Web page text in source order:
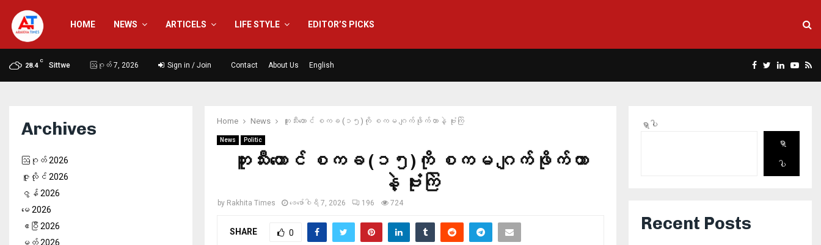
HOME NEWS ARTICELS LIFE STYLE EDITOR’S PICKS
28.4
C
Sittwe ဩဂုတ် 7, 2026 Sign in / Join Contact About Us English Facebook
Twitter
Linkedin
Home News ဘူးသီးတောင် စကခ (၁၅)ကို စကမ ဂျက်ဖိုက်တာနဲ့ ဗုံးကြဲ
News Politic
ဘူးသီးတောင် စကခ (၁၅)ကို စကမ ဂျက်ဖိုက်တာ
နဲ့ ဗုံးကြဲ
by Rakhita Times ဖေ‌ဖော်ဝါရီ 7, 2026 196 724
SHARE 0
Archives
ဩဂုတ် 2026
ဇူလိုင် 2026
ဇွန် 2026
မေ 2026
ဧပြီ 2026
မတ် 2026
ရှာပါ
ရှာ
ပါ
Recent Posts